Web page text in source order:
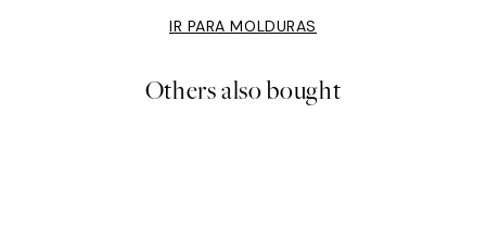
IR PARA MOLDURAS
Others also bought